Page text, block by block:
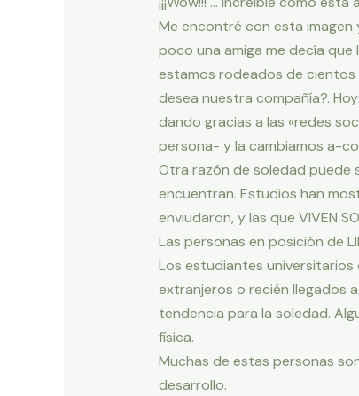
Me encontré con esta imagen
poco una amiga me decía que
estamos rodeados de cientos
desea nuestra compañía?.
dando gracias a las «redes
persona- y la cambiamos a-
Otra razón de soledad puede
encuentran. Estudios han
enviudaron, y las que VIVEN
Las personas en posición de
Los estudiantes universitarios
extranjeros o recién llegados
tendencia para la soledad.
física.
Muchas de estas personas
desarrollo.